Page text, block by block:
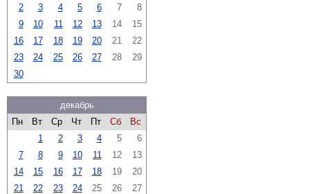
2
3 4 5 6 7
8
9
10 11 12 13 14
15
16
17 18 19 20 21
22
23
24 25 26 27 28
29
30
декабрь
Пн
Вт Ср Чт Пт Сб
Вс
1
2 3 4 5
6
7
8 9 10 11 12
13
14
15 16 17 18 19
20
21
22 23 24 25 26
27